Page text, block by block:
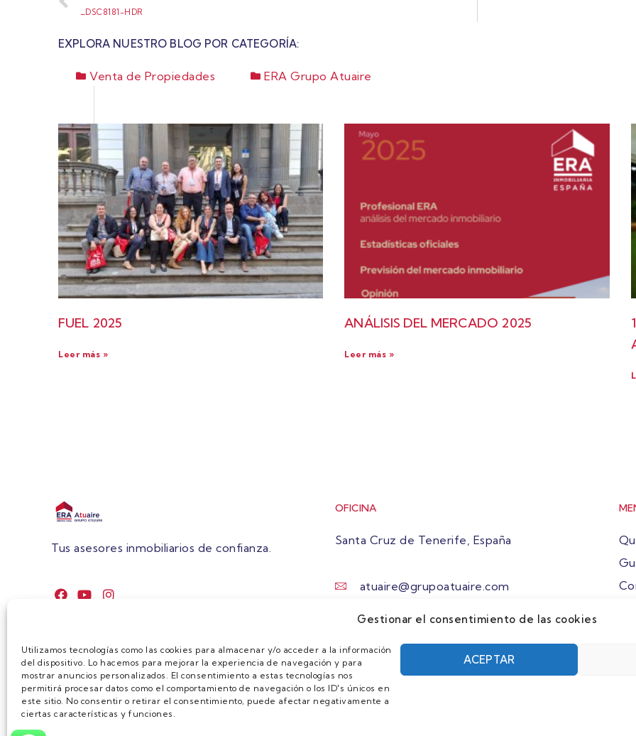
Gestionar el consentimiento de las cookies
Utilizamos tecnologías como las cookies para almacenar y/o acceder a la información
del dispositivo. Lo hacemos para mejorar la experiencia de navegación y para
mostrar anuncios personalizados. El consentimiento a estas tecnologías nos
permitirá procesar datos como el comportamiento de navegación o los ID's únicos en
este sitio. No consentir o retirar el consentimiento, puede afectar negativamente a
ciertas características y funciones.
ACEPTAR
_DSC8181-HDR
EXPLORA NUESTRO BLOG POR CATEGORÍA:
Venta de Propiedades ERA Grupo Atuaire
FUEL 2025
Leer más »
ANÁLISIS DEL MERCADO 2025
Leer más »
Tus asesores inmobiliarios de confianza.
OFICINA
Santa Cruz de Tenerife, España
atuaire@grupoatuaire.com